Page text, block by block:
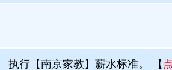
执行【南京家教】薪水标准。 【